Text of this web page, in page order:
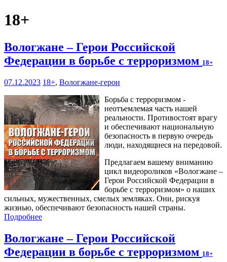
18+
Вологжане – Герои Российской
Федерации в борьбе с терроризмом 18+
07.12.2023 18+, Вологжане-герои
Борьба с терроризмом -
неотъемлемая часть нашей
реальности. Противостоят врагу
и обеспечивают национальную
безопасность в первую очередь
люди, находящиеся на передовой.
Предлагаем вашему вниманию
цикл видеороликов «Вологжане –
Герои Российской Федерации в
борьбе с терроризмом» о наших
сильных, мужественных, смелых земляках. Они, рискуя
жизнью, обеспечивают безопасность нашей страны.
Подробнее
Вологжане – Герои Российской
Федерации в борьбе с терроризмом 18+